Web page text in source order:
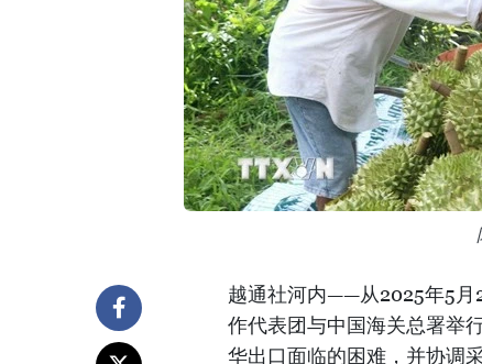
越通社河内——从2025年5月
作代表团与中国海关总署举
华出口面临的困难，并协调